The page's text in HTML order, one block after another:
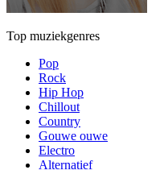
Top muziekgenres
Pop
Rock
Hip Hop
Chillout
Country
Gouwe ouwe
Electro
Alternatief